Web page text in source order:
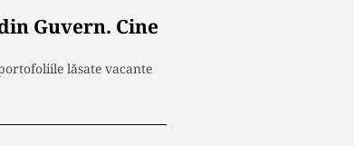
Guvern. Cine
lăsate vacante